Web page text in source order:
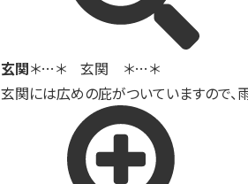
玄関＊…＊ 玄関 ＊…＊
玄関には広めの庇がついていますので